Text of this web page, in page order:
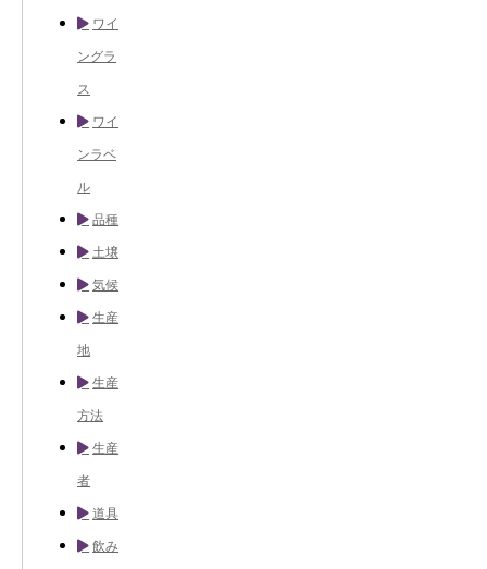
ワイ
ングラ
ス
ワイ
ンラベ
ル
品種
土壌
気候
生産
地
生産
方法
生産
者
道具
飲み